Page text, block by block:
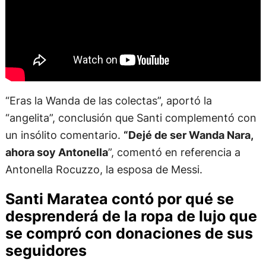
“Eras la Wanda de las colectas”, aportó la
“angelita”, conclusión que Santi complementó con
un insólito comentario. “Dejé de ser Wanda Nara,
ahora soy Antonella”, comentó en referencia a
Antonella Rocuzzo, la esposa de Messi.
Santi Maratea contó por qué se
desprenderá de la ropa de lujo que
se compró con donaciones de sus
seguidores